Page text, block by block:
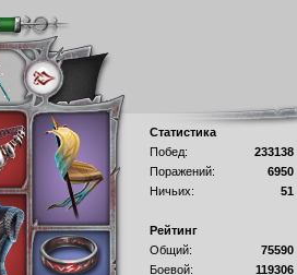
Статистика
Побед:
233138
Поражений:
6950
Ничьих:
51
Рейтинг
Общий:
75590
Боевой:
119306